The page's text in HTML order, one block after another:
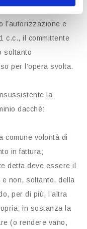
l’autorizzazione e
c.c., il committente
soltanto
per l’opera svolta.
la
dacchè:
comune volontà di
in fattura;
detta deve essere il
e non, soltanto, della
per di più, l’altra
in sostanza la
(o rendere vano,